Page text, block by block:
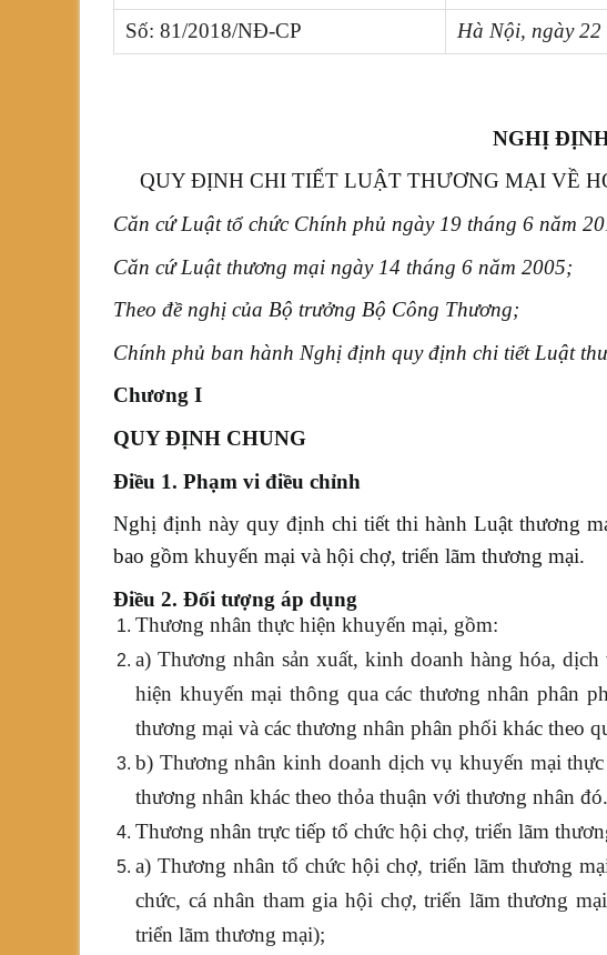
mới
Số: 81/2018/NĐ-CP
Hà Nội, ngày
NGHỊ
QUY ĐỊNH CHI TIẾT LUẬT THƯƠNG MẠI VỀ
Căn cứ Luật tổ chức Chính phủ ngày 19 tháng 6 năm
Căn cứ Luật thương mại ngày 14 tháng 6 năm 2005;
Theo đề nghị của Bộ trưởng Bộ Công Thương;
Chính phủ ban hành Nghị định quy định chi tiết Luật
Chương I
QUY ĐỊNH CHUNG
Điều 1. Phạm vi điều chỉnh
Nghị định này quy định chi tiết thi hành Luật thương
bao gồm khuyến mại và hội chợ, triển lãm thương mại.
Điều 2. Đối tượng áp dụng
Thương nhân thực hiện khuyến mại, gồm:
a) Thương nhân sản xuất, kinh doanh hàng hóa,
hiện khuyến mại thông qua các thương nhân phân
thương mại và các thương nhân phân phối khác theo
b) Thương nhân kinh doanh dịch vụ khuyến mại
thương nhân khác theo thỏa thuận với thương nhân đó.
Thương nhân trực tiếp tổ chức hội chợ, triển lãm
a) Thương nhân tổ chức hội chợ, triển lãm thương
chức, cá nhân tham gia hội chợ, triển lãm thương
triển lãm thương mại);